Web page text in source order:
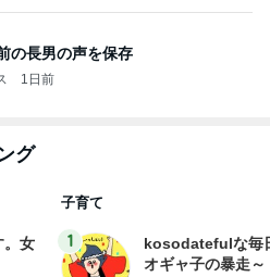
の長男の声を保存
1日前
グ
。女
子育て
1
kosodatefulな毎
オギャ子の暴走～